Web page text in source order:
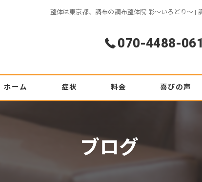
整体は東京都、調布の調布整体院 彩～いろどり～ |
070-4488-
ホーム 症状
ぎっくり腰
料金 喜びの声
ブログ